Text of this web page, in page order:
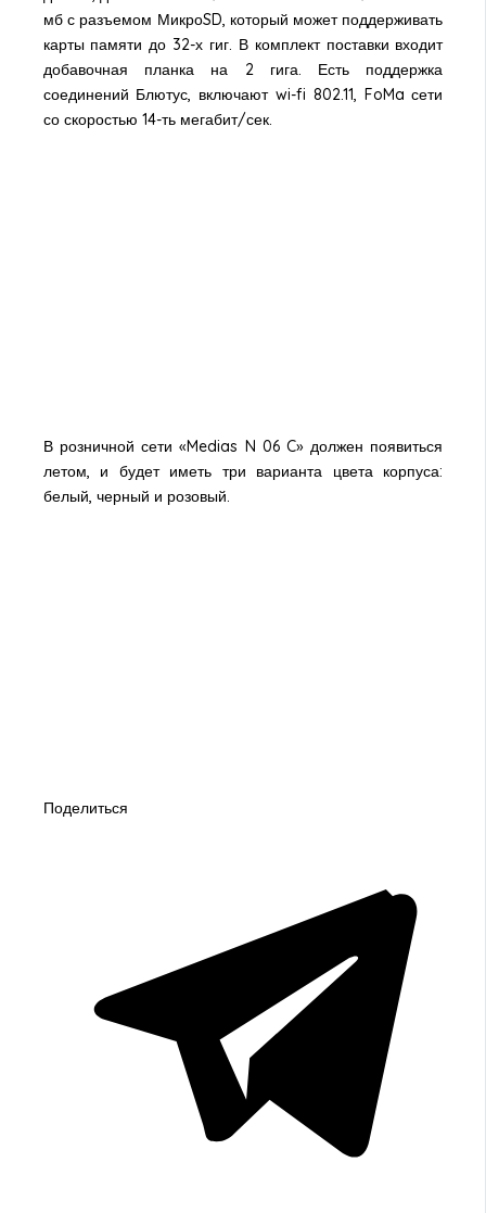
мб с разъемом МикроSD, который может поддерживать
карты памяти до 32-х гиг. В комплект поставки входит
добавочная планка на 2 гига. Есть поддержка
соединений Блютус, включают wi-fi 802.11, FoMa сети
со скоростью 14-ть мегабит/сек.
В розничной сети «Medias N 06 C» должен появиться
летом, и будет иметь три варианта цвета корпуса:
белый, черный и розовый.
Поделиться